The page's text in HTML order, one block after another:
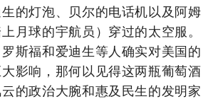
的灯泡、贝尔的电话机以及阿姆
月球的宇航员）穿过的太空服。
斯福和爱迪生等人确实对美国的
影响，那何以见得这两瓶葡萄酒
的政治大腕和惠及民生的发明家